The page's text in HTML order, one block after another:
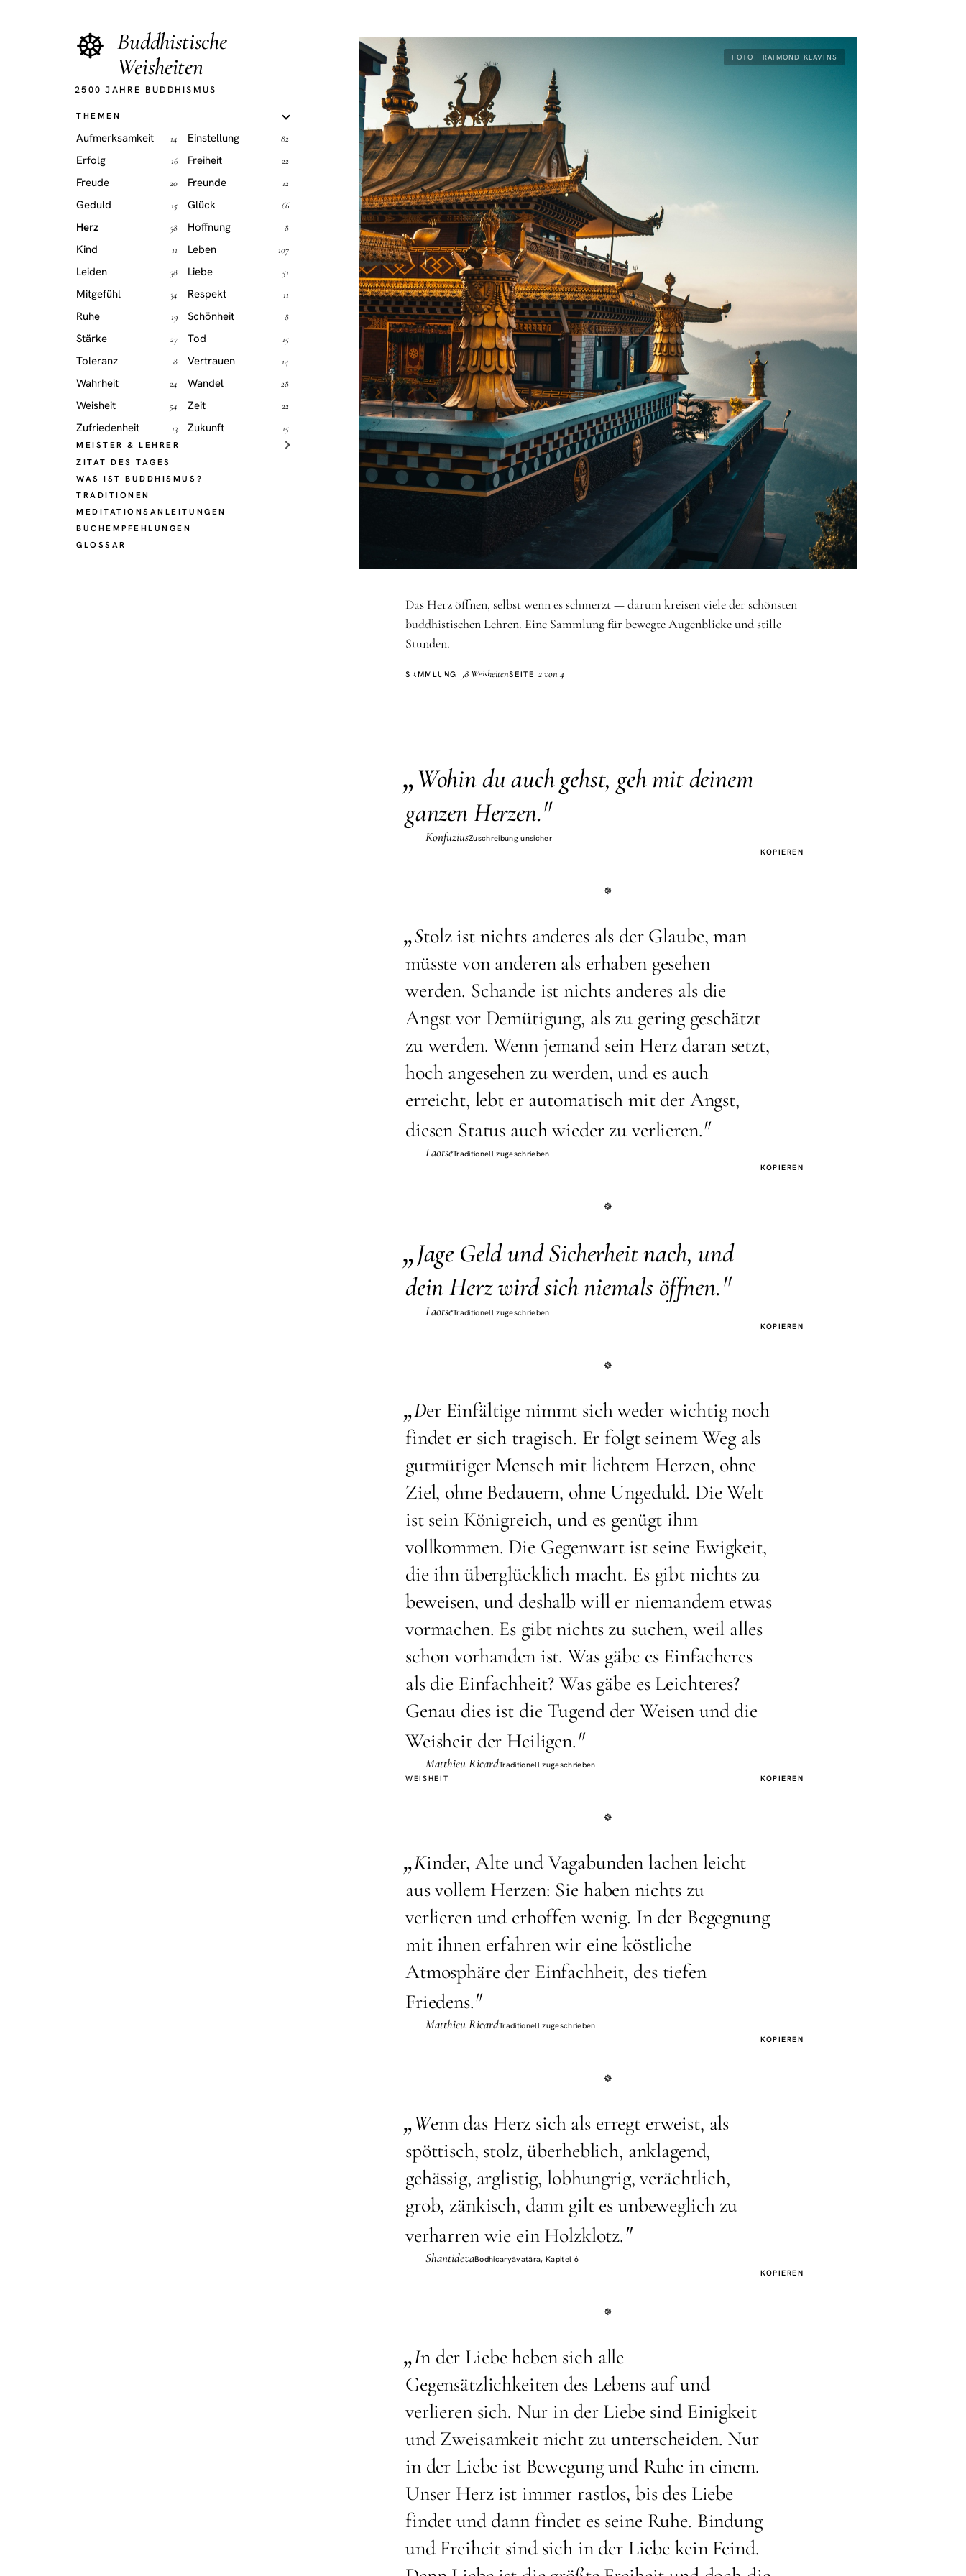
☸ Buddhistische
Weisheiten
2500 JAHRE BUDDHISMUS
THEMEN
Aufmerksamkeit 14 Einstellung 82
Erfolg 16 Freiheit 22
Freude 20 Freunde 12
Geduld 15 Glück 66
Herz 38 Hoffnung 8
Kind 11 Leben 107
Leiden 38 Liebe 51
Mitgefühl 34 Respekt 11
Ruhe 19 Schönheit 8
Stärke 27 Tod 15
Toleranz 8 Vertrauen 14
Wahrheit 24 Wandel 28
Weisheit 54 Zeit 22
Zufriedenheit 13 Zukunft 15
MEISTER & LEHRER
ZITAT DES TAGES
WAS IST BUDDHISMUS?
TRADITIONEN
MEDITATIONSANLEITUNGEN
BUCHEMPFEHLUNGEN
GLOSSAR
Thema
Herz
FOTO · RAIMOND KLAVINS
Das Herz öffnen, selbst wenn es schmerzt — darum kreisen viele der schönsten
buddhistischen Lehren. Eine Sammlung für bewegte Augenblicke und stille
Stunden.
SAMMLUNG 38 WeisheitenSEITE 2 von 4
„Wohin du auch gehst, geh mit deinem
ganzen Herzen."
KonfuziusZuschreibung unsicher
KOPIEREN
„Stolz ist nichts anderes als der Glaube, man
müsste von anderen als erhaben gesehen
werden. Schande ist nichts anderes als die
Angst vor Demütigung, als zu gering geschätzt
zu werden. Wenn jemand sein Herz daran setzt,
hoch angesehen zu werden, und es auch
erreicht, lebt er automatisch mit der Angst,
diesen Status auch wieder zu verlieren."
LaotseTraditionell zugeschrieben
KOPIEREN
„Jage Geld und Sicherheit nach, und
dein Herz wird sich niemals öffnen."
LaotseTraditionell zugeschrieben
KOPIEREN
„Der Einfältige nimmt sich weder wichtig noch
findet er sich tragisch. Er folgt seinem Weg als
gutmütiger Mensch mit lichtem Herzen, ohne
Ziel, ohne Bedauern, ohne Ungeduld. Die Welt
ist sein Königreich, und es genügt ihm
vollkommen. Die Gegenwart ist seine Ewigkeit,
die ihn überglücklich macht. Es gibt nichts zu
beweisen, und deshalb will er niemandem etwas
vormachen. Es gibt nichts zu suchen, weil alles
schon vorhanden ist. Was gäbe es Einfacheres
als die Einfachheit? Was gäbe es Leichteres?
Genau dies ist die Tugend der Weisen und die
Weisheit der Heiligen."
Matthieu RicardTraditionell zugeschrieben
WEISHEIT
KOPIEREN
„Kinder, Alte und Vagabunden lachen leicht
aus vollem Herzen: Sie haben nichts zu
verlieren und erhoffen wenig. In der Begegnung
mit ihnen erfahren wir eine köstliche
Atmosphäre der Einfachheit, des tiefen
Friedens."
Matthieu RicardTraditionell zugeschrieben
KOPIEREN
„Wenn das Herz sich als erregt erweist, als
spöttisch, stolz, überheblich, anklagend,
gehässig, arglistig, lobhungrig, verächtlich,
grob, zänkisch, dann gilt es unbeweglich zu
verharren wie ein Holzklotz."
ShantidevaBodhicaryāvatāra, Kapitel 6
KOPIEREN
„In der Liebe heben sich alle
Gegensätzlichkeiten des Lebens auf und
verlieren sich. Nur in der Liebe sind Einigkeit
und Zweisamkeit nicht zu unterscheiden. Nur
in der Liebe ist Bewegung und Ruhe in einem.
Unser Herz ist immer rastlos, bis des Liebe
findet und dann findet es seine Ruhe. Bindung
und Freiheit sind sich in der Liebe kein Feind.